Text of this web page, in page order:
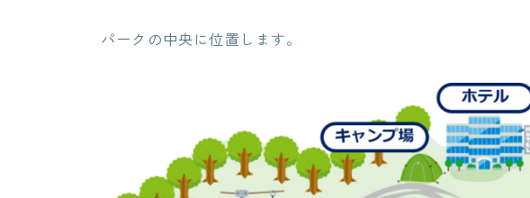
パークの中央に位置します。